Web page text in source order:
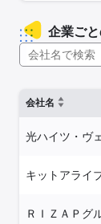
企業ご
会社名
光ハイツ・ヴ
キットアライ
ＲＩＺＡＰグ